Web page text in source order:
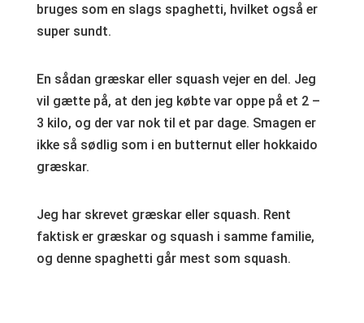
bruges som en slags spaghetti, hvilket også er
super sundt.
En sådan græskar eller squash vejer en del. Jeg
vil gætte på, at den jeg købte var oppe på et 2 –
3 kilo, og der var nok til et par dage. Smagen er
ikke så sødlig som i en butternut eller hokkaido
græskar.
Jeg har skrevet græskar eller squash. Rent
faktisk er græskar og squash i samme familie,
og denne spaghetti går mest som squash.